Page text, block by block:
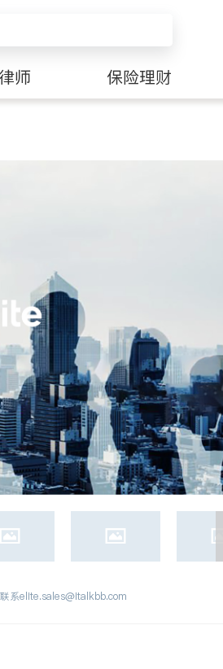
律师 保险理财
系elite.sales@italkbb.com